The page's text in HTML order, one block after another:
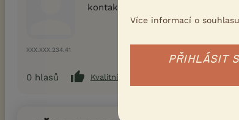
XXX.XXX.234.41
kontakt na toho pana ktory sa
0 hlasů Kvalitní příspěvek
Více informací o
PŘIHLÁSIT